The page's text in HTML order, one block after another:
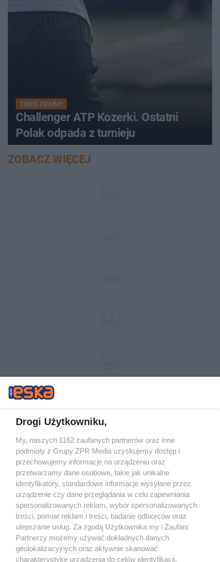
TENIS ZIEMNY
Challenger ATP Kozerki. Ostatni
Polak odpada z turnieju
ZOBACZ WIĘCEJ
Żaden utwór zamieszczony w serwisie nie może być powielany i
rozpowszechniany lub dalej rozpowszechniany w jakikolwiek sposób (w
tym także elektroniczny lub mechaniczny) na jakimkolwiek polu
eksploatacji w jakiejkolwiek formie, włącznie z umieszczaniem w
Internecie bez pisemnej zgody właściciela praw. Jakiekolwiek użycie lub
wykorzystanie utworów w całości lub w części z naruszeniem prawa,
tzn. bez właściwej zgody, jest zabronione pod groźbą kary i może być
ścigane prawnie.
Drogi Użytkowniku,
My, naszych 1162 zaufanych partnerów oraz inne
podmioty z Grupy ZPR Media uzyskujemy dostęp i
przechowujemy informacje na urządzeniu oraz
przetwarzamy dane osobowe, takie jak unikalne
identyfikatory, standardowe informacje wysyłane przez
urządzenie czy dane przeglądania w celu zapewniania
spersonalizowanych reklam, wybór spersonalizowanych
treści, pomiar reklam i treści, badanie odbiorców oraz
ulepszanie usług. Za zgodą Użytkownika my i Zaufani
Partnerzy możemy używać dokładnych danych
geolokalizacyjnych oraz aktywnie skanować
charakterystykę urządzenia do celów identyfikacji.